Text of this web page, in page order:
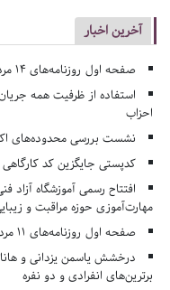
آخرین اخبار
صفحه اول روزنامه‌های 14 مرداد 1405
استفاده از ظرفیت همه
احزاب
نشست بررسی محدوده‌های
کدپستی جایگزین کد
افتتاح رسمی آموزشگاه آزاد
مهارت‌آموزی حوزه مراقبت و
صفحه اول روزنامه‌های 11 مرداد 1405
درخشش یاسمن یزدانی و
برترین‌های انفرادی و دو نفره